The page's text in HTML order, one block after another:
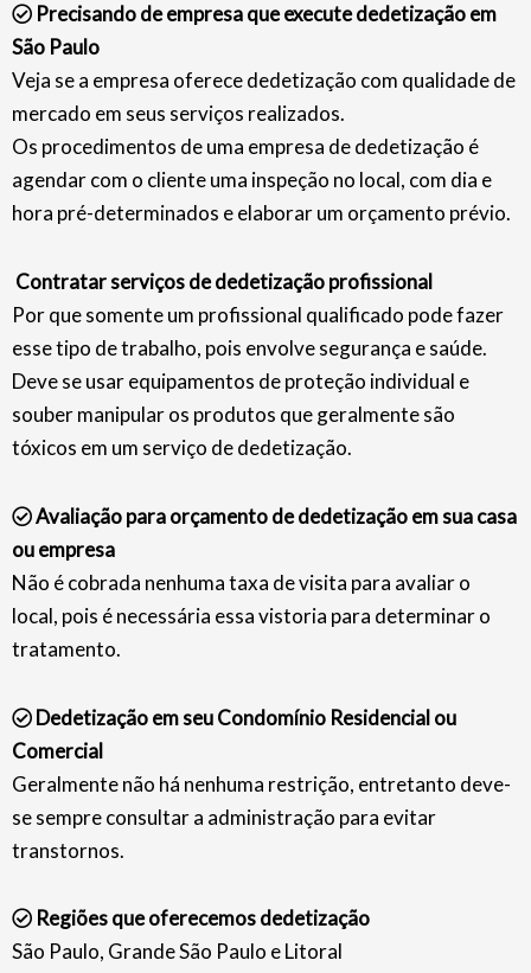
Precisando de empresa que execute dedetização em
São Paulo
Veja se a empresa oferece dedetização com qualidade de
mercado em seus serviços realizados.
Os procedimentos de uma empresa de dedetização é
agendar com o cliente uma inspeção no local, com dia e
hora pré-determinados e elaborar um orçamento prévio.
Contratar serviços de dedetização profissional
Por que somente um profissional qualificado pode fazer
esse tipo de trabalho, pois envolve segurança e saúde.
Deve se usar equipamentos de proteção individual e
souber manipular os produtos que geralmente são
tóxicos em um serviço de dedetização.
Avaliação para orçamento de dedetização em sua casa
ou empresa
Não é cobrada nenhuma taxa de visita para avaliar o
local, pois é necessária essa vistoria para determinar o
tratamento.
Dedetização em seu Condomínio Residencial ou
Comercial
Geralmente não há nenhuma restrição, entretanto deve-
se sempre consultar a administração para evitar
transtornos.
Regiões que oferecemos dedetização
São Paulo, Grande São Paulo e Litoral